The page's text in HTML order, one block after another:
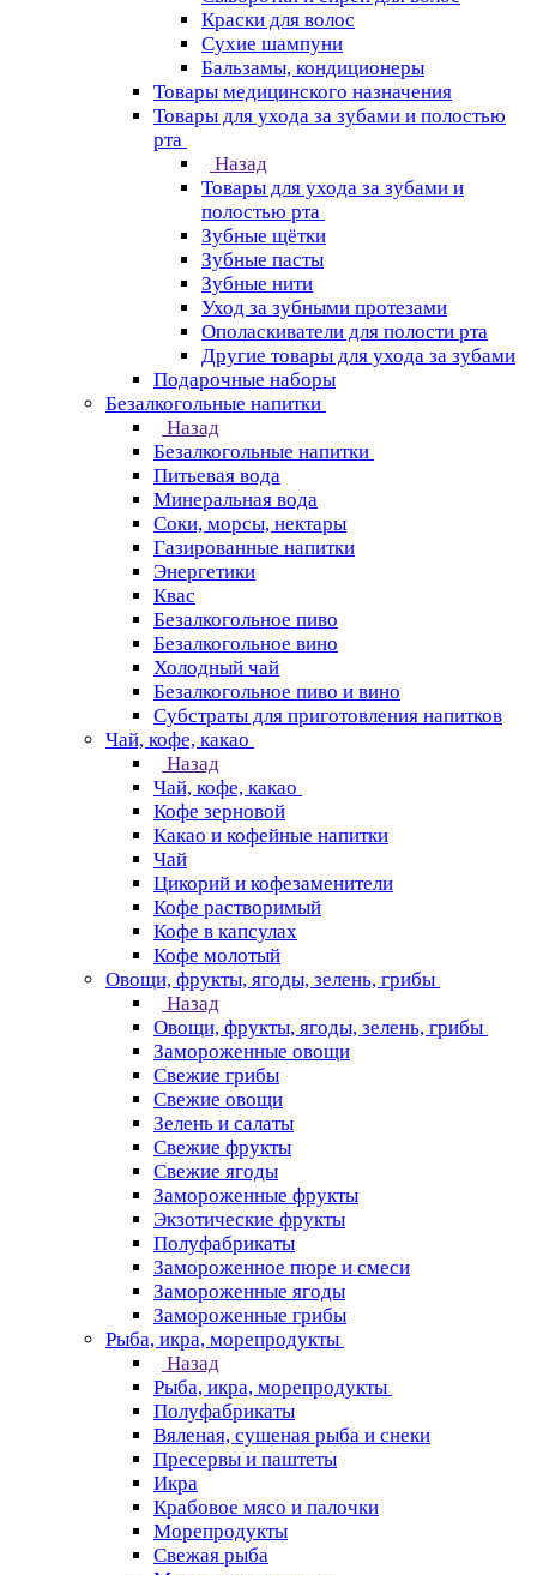
Краски для волос
Сухие шампуни
Бальзамы, кондиционеры
Товары медицинского назначения
Товары для ухода за зубами и полостью
рта
Назад
Товары для ухода за зубами и
полостью рта
Зубные щётки
Зубные пасты
Зубные нити
Уход за зубными протезами
Ополаскиватели для полости рта
Другие товары для ухода за зубами
Подарочные наборы
Безалкогольные напитки
Назад
Безалкогольные напитки
Питьевая вода
Минеральная вода
Соки, морсы, нектары
Газированные напитки
Энергетики
Квас
Безалкогольное пиво
Безалкогольное вино
Холодный чай
Безалкогольное пиво и вино
Субстраты для приготовления напитков
Чай, кофе, какао
Назад
Чай, кофе, какао
Кофе зерновой
Какао и кофейные напитки
Чай
Цикорий и кофезаменители
Кофе растворимый
Кофе в капсулах
Кофе молотый
Овощи, фрукты, ягоды, зелень, грибы
Назад
Овощи, фрукты, ягоды, зелень, грибы
Замороженные овощи
Свежие грибы
Свежие овощи
Зелень и салаты
Свежие фрукты
Свежие ягоды
Замороженные фрукты
Экзотические фрукты
Полуфабрикаты
Замороженное пюре и смеси
Замороженные ягоды
Замороженные грибы
Рыба, икра, морепродукты
Назад
Рыба, икра, морепродукты
Полуфабрикаты
Вяленая, сушеная рыба и снеки
Пресервы и паштеты
Икра
Крабовое мясо и палочки
Морепродукты
Свежая рыба